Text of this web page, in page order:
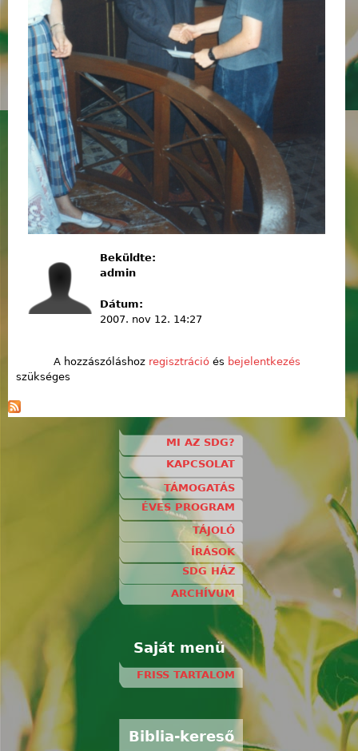
Beküldte:
admin
Dátum:
2007. nov 12. 14:27
A hozzászóláshoz regisztrációés bejelentkezés
szükséges
MI AZ SDG?
KAPCSOLAT
TÁMOGATÁS
ÉVES PROGRAM
TÁJOLÓ
ÍRÁSOK
SDG HÁZ
ARCHÍVUM
Saját menü
FRISS TARTALOM
Biblia-kereső